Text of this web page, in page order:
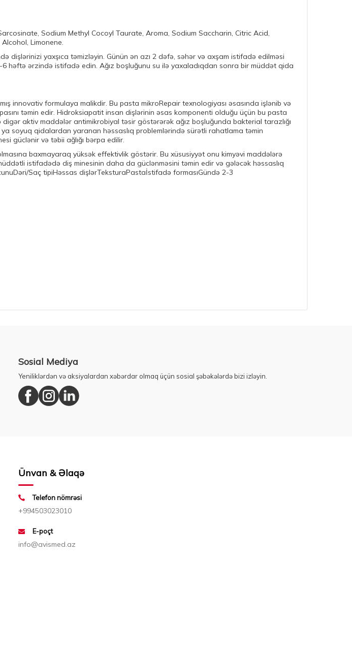
Sodium Methyl Cocoyl Taurate, Aroma, Sodium Saccharin, Citric Acid,
Limonene.
dişlərinizi yaxşıca təmizləyin. Günün ən azı 2 dəfə, səhər və axşam istifadə edilməsi
həftə ərzində istifadə edin. Ağız boşluğunu su ilə yaxaladıqdan sonra bir müddət qida
innovativ formulaya malikdir. Bu pasta mikroRepair texnologiyası əsasında işlənib və
təmin edir. Hidroksiapatit insan dişlərinin əsas komponenti olduğu üçün bu pasta
digər aktiv maddələr antimikrobiyal təsir göstərərək ağız boşluğunda bakterial tarazlığı
ya soyuq qidalardan yaranan həssaslıq problemlərində sürətli rahatlama təmin
güclənir və təbii ağlığı bərpa edilir.
baxmayaraq yüksək effektivlik göstərir. Bu xüsusiyyət onu kimyəvi maddələrə
istifadədə diş minesinin daha da güclənməsini təmin edir və gələcək həssaslıq
Saç tipiHəssas dişlərTeksturaPastaİstifadə formasıGündə 2-3
Sosial Mediya
Yeniliklərdən və aksiyalardan xəbərdar olmaq üçün sosial şəbəkələrdə bizi izləyin.
Ünvan & Əlaqə
Telefon nömrəsi
+994503023010
E-poçt
info@avismed.az